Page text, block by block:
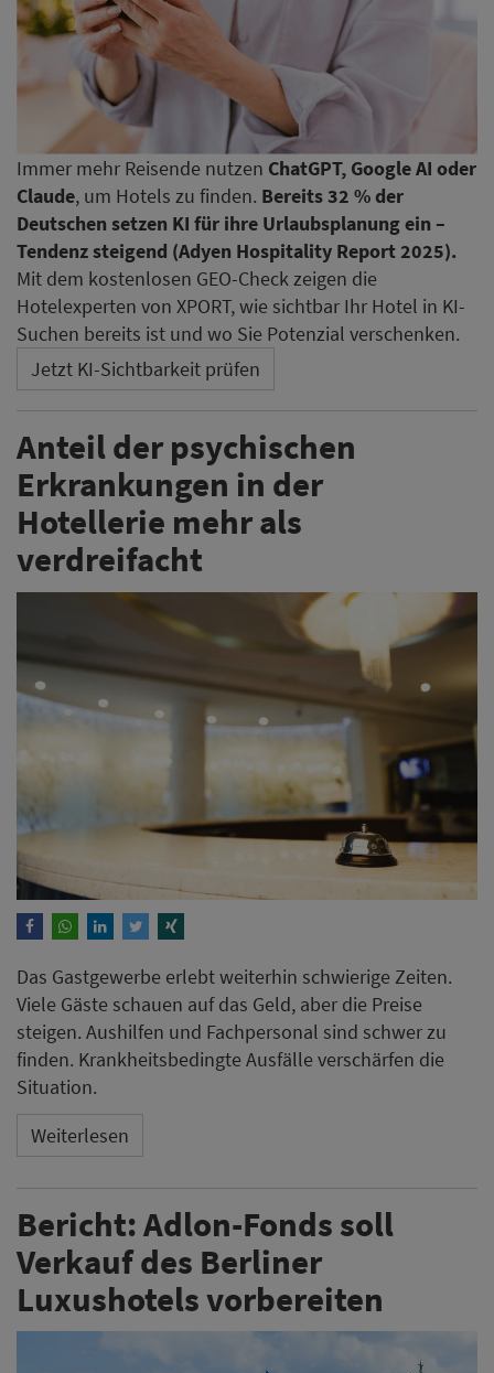
Immer mehr Reisende nutzen ChatGPT, Google AI oder
Claude, um Hotels zu finden. Bereits 32 % der
Deutschen setzen KI für ihre Urlaubsplanung ein –
Tendenz steigend (Adyen Hospitality Report 2025).
Mit dem kostenlosen GEO-Check zeigen die
Hotelexperten von XPORT, wie sichtbar Ihr Hotel in KI-
Suchen bereits ist und wo Sie Potenzial verschenken.
Jetzt KI-Sichtbarkeit prüfen
Anteil der psychischen
Erkrankungen in der
Hotellerie mehr als
verdreifacht
Das Gastgewerbe erlebt weiterhin schwierige Zeiten.
Viele Gäste schauen auf das Geld, aber die Preise
steigen. Aushilfen und Fachpersonal sind schwer zu
finden. Krankheitsbedingte Ausfälle verschärfen die
Situation.
Weiterlesen
Bericht: Adlon-Fonds soll
Verkauf des Berliner
Luxushotels vorbereiten